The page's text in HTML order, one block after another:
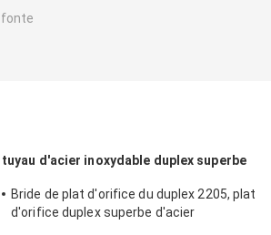
fonte
tuyau d'acier inoxydable duplex superbe
Bride de plat d'orifice du duplex 2205, plat
d'orifice duplex superbe d'acier